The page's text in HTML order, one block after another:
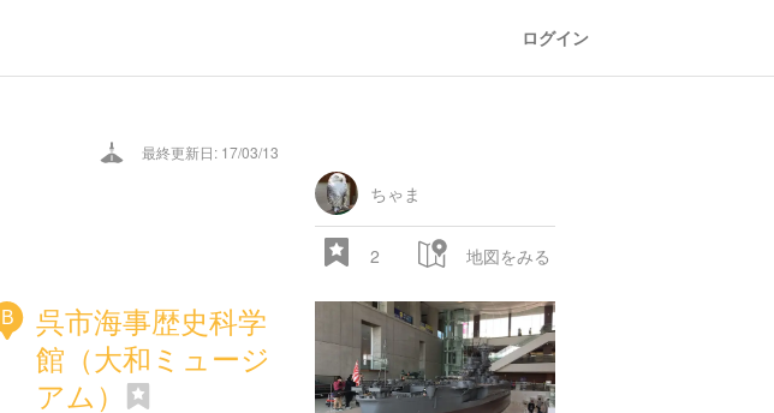
ログイン
最終更新日: 17/03/13
ちゃま
2 地図をみる
B
呉市海事歴史科学
館（大和ミュージ
アム）